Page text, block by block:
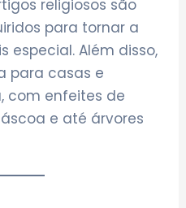
religiosos são
para tornar a
especial. Além disso,
para casas e
com enfeites de
e até árvores